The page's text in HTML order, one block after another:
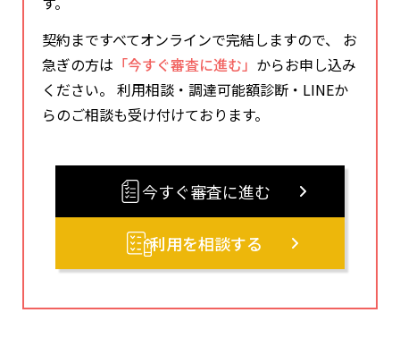
契約まですべてオンラインで完結しますので、 お
急ぎの方は 「今すぐ審査に進む」 からお申し込み
ください。 利用相談・調達可能額診断・LINEか
らのご相談も受け付けております。
今すぐ審査に進む
利用を相談する